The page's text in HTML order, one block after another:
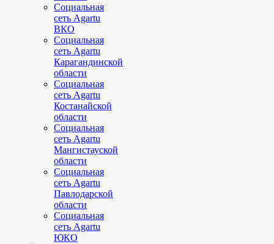
Социальная
сеть Agartu
ВКО
Социальная
сеть Agartu
Карагандинской
области
Социальная
сеть Agartu
Костанайской
области
Социальная
сеть Agartu
Мангистауской
области
Социальная
сеть Agartu
Павлодарской
области
Социальная
сеть Agartu
ЮКО